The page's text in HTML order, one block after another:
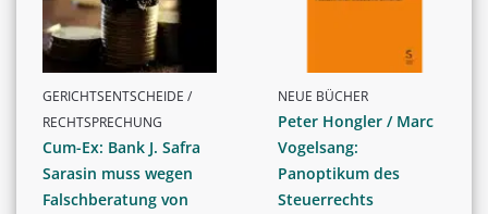
GERICHTSENTSCHEIDE /
RECHTSPRECHUNG
Cum-Ex: Bank J. Safra
Sarasin muss wegen
Falschberatung von
NEUE BÜCHER
Peter Hongler / Marc
Vogelsang:
Panoptikum des
Steuerrechts